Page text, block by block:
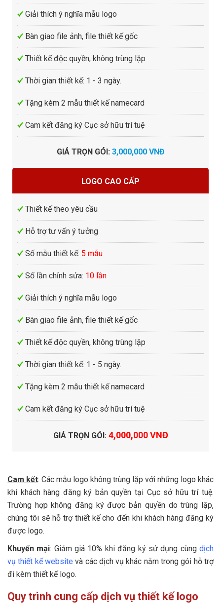
Giải thích ý nghĩa mẫu logo
Bàn giao file ảnh, file thiết kế gốc
Thiết kế độc quyền, không trùng lặp
Thời gian thiết kế: 1 - 3 ngày.
Tặng kèm 2 mẫu thiết kế namecard
Cam kết đăng ký Cục sở hữu trí tuệ
GIÁ TRỌN GÓI: 3,000,000 VNĐ
LOGO CAO CẤP
Thiết kế theo yêu cầu
Hỗ trợ tư vấn ý tưởng
Số mẫu thiết kế: 5 mẫu
Số lần chỉnh sửa: 10 lần
Giải thích ý nghĩa mẫu logo
Bàn giao file ảnh, file thiết kế gốc
Thiết kế độc quyền, không trùng lặp
Thời gian thiết kế: 1 - 5 ngày.
Tặng kèm 2 mẫu thiết kế namecard
Cam kết đăng ký Cục sở hữu trí tuệ
GIÁ TRỌN GÓI: 4,000,000 VNĐ
Cam kết: Các mẫu logo không trùng lặp với những logo khác
khi khách hàng đăng ký bản quyền tại Cục sở hữu trí tuệ.
Trường hợp không đăng ký được bản quyền do trùng lặp,
chúng tôi sẽ hỗ trợ thiết kế cho đến khi khách hàng đăng ký
được logo.
Khuyến mại: Giảm giá 10% khi đăng ký sử dụng cùngdịch
vụ thiết kế website và các dịch vụ khác nằm trong gói hỗ trợ
đi kèm thiết kế logo.
Quy trình cung cấp dịch vụ thiết kế logo